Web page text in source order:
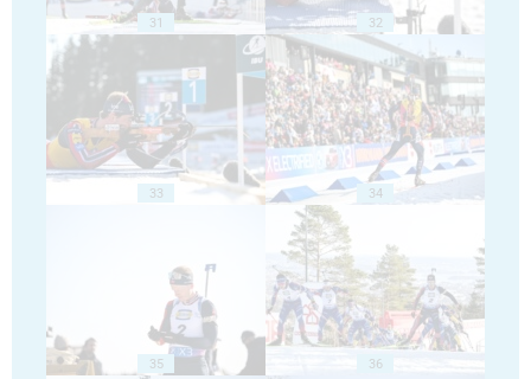
31 32
33 34
35 36